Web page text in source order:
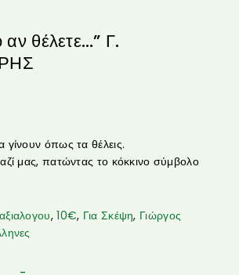
αν θέλετε…” Γ.
όπως τα θέλεις.
μας, πατώντας το κόκκινο σύμβολο
,10€, Για Σκέψη, Γιώργος